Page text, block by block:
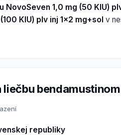
NovoSeven 1,0 mg (50 KIU)
KIU) plv inj 1x2 mg+sol v
bendamustinom
republiky